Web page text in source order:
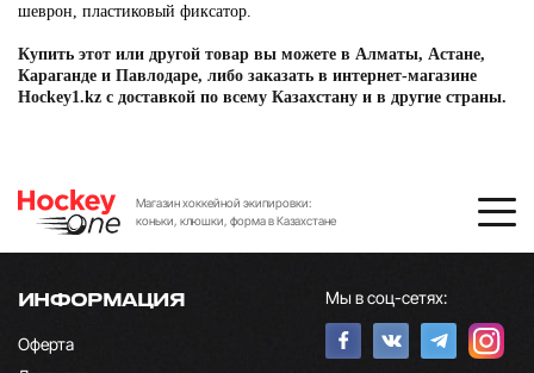
шеврон, пластиковый фиксатор.
Купить этот или другой товар вы можете в Алматы, Астане,
Караганде и Павлодаре, либо заказать в интернет-магазине
Hockey1.kz с доставкой по всему Казахстану и в другие страны.
Магазин хоккейной экипировки:
коньки, клюшки, форма в Казахстане
ИНФОРМАЦИЯ
Оферта
Мы в соц-сетях: